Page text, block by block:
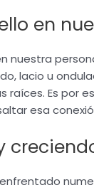
en
nuestra
lacio u
raíces. Es por
esa